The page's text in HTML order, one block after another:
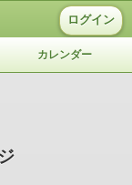
ログイン
カレンダー